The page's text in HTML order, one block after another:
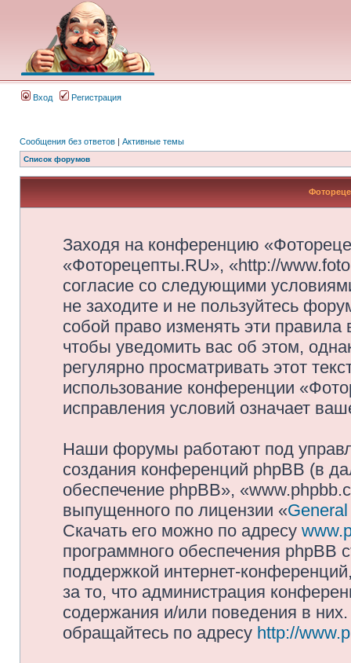
Вход Регистрация
Сообщения без ответов | Активные темы
Список форумов
Заходя на конференцию
«Фоторецепты.RU», «http://
согласие со следующими
не заходите и не пользуйтесь
собой право изменять эти
чтобы уведомить вас об этом,
регулярно просматривать этот
использование конференции
исправления условий означает
Наши форумы работают под
создания конференций phpBB (в
обеспечение phpBB»,
выпущенного по лицензии «
Скачать его можно по адресу
программного обеспечения phpBB
поддержкой интернет-
за то, что администрация
содержания и/или поведения в
обращайтесь по адресу http://